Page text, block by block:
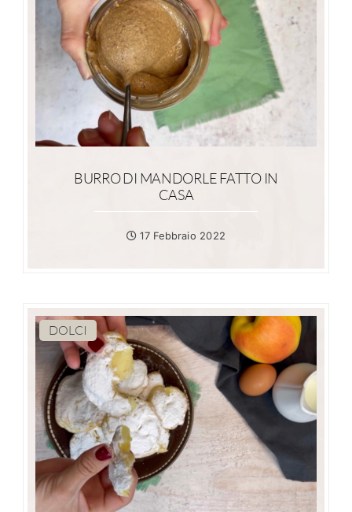
BURRO DI MANDORLE FATTO IN
CASA
17 Febbraio 2022
DOLCI